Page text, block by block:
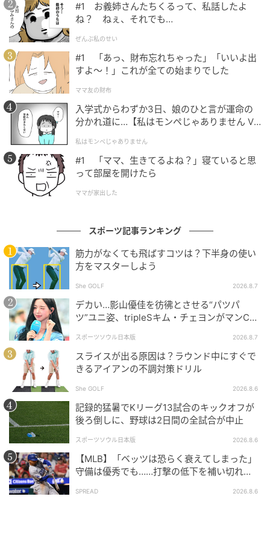
#1 お義姉さんたちくるって、私話したよ
ね？ ねぇ、それでも…
ぜんぶ私のせい
#1 「あっ、財布忘れちゃった」「いいよ出
すよ〜！」これが全ての始まりでした
ママ友の財布
入学式からわずか3日、娘のひと言が運命の
分かれ道に…【私はモンペじゃありません Vo
私はモンペじゃありません
#1 「ママ、生きてるよね？」寝ていると思
って部屋を開けたら
ママが家出した
スポーツ記事ランキング
筋力がなくても飛ばすコツは？下半身の使い
方をマスターしよう
She GOLF 2026.8.7
デカい…影山優佳を彷彿とさせる“パツパ
ツ”ユニ姿、tripleSキム・チェヨンがマンC対
スポーツソウル日本版 2026.8.7
スライスが出る原因は？ラウンド中にすぐで
きるアイアンの不調対策ドリル
She GOLF 2026.8.6
記録的猛暑でKリーグ13試合のキックオフが
後ろ倒しに、野球は2日間の全試合が中止
スポーツソウル日本版 2026.8.6
【MLB】「ベッツは恐らく衰えてしまった」
守備は優秀でも……打撃の低下を補い切れ
し始めるべき」
SPREAD 2026.8.6